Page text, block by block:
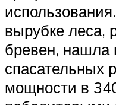
вырубке леса,
бревен, нашла
спасательных
мощности в